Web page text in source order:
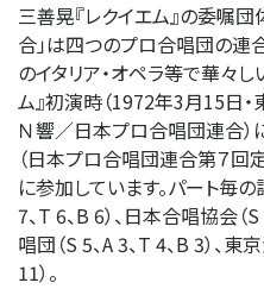
三善晃『レクイエム』の委嘱
合」は四つのプロ合唱団の連
のイタリア・オペラ等で華々し
ム』初演時（1972年3月15日
Ｎ響／日本プロ合唱団連合
（日本プロ合唱団連合第７回
に参加しています。パート毎
7、T 6、B 6）、日本合唱協会（
唱団（S 5、A 3、T 4、B 3）、
11）。